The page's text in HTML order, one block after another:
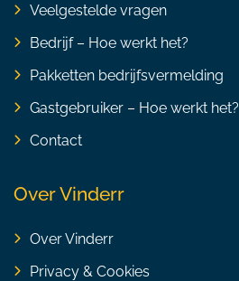
Veelgestelde vragen
Bedrijf – Hoe werkt het?
Pakketten bedrijfsvermelding
Gastgebruiker – Hoe werkt het?
Contact
Over Vinderr
Over Vinderr
Privacy & Cookies